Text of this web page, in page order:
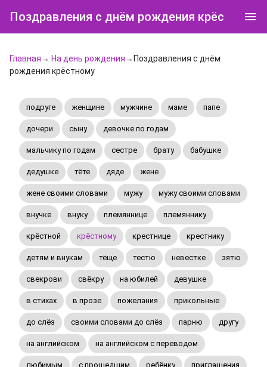
Поздравления с днём рождения крёстному
Главная→ На день рождения→Поздравления с днём
рождения крёстному
подруге женщине мужчине маме папе
дочери сыну девочке по годам
мальчику по годам сестре брату бабушке
дедушке тёте дяде жене
жене своими словами мужу мужу своими словами
внучке внуку племяннице племяннику
крёстной крёстному крестнице крестнику
детям и внукам тёще тестю невестке зятю
свекрови свёкру на юбилей девушке
в стихах в прозе пожелания прикольные
до слёз своими словами до слёз парню другу
на английском на английском с переводом
любимым с прошедшим ребёнку приглашения